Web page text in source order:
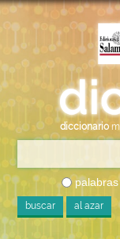
diccionario
palabras
buscar al azar